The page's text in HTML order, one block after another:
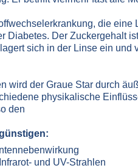
die eine
Diabetes. Der Zuckergehalt
sich in der Linse ein und
wird der Graue Star durch
physikalische
den
und UV-Strahlen